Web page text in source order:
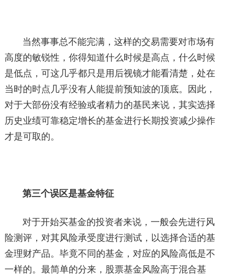
当然事事总不能完满，这样的交易需要对市场有
高度的敏锐性，你得知道什么时候是高点，什么时候
是低点，可这几乎都只是用后视镜才能看清楚，处在
当时的时点几乎没有人能提前预知波的顶底。因此，
对于大部份没有经验或者精力的基民来说，其实选择
历史业绩可靠稳定增长的基金进行长期投资减少操作
才是可取的。
第三个误区是基金特征
对于开始买基金的投资者来说，一般会先进行风
险测评，对其风险承受度进行测试，以选择合适的基
金理财产品。毕竟不同的基金，对应的风险高低是不
一样的。最简单的分来，股票基金风险高于混合基